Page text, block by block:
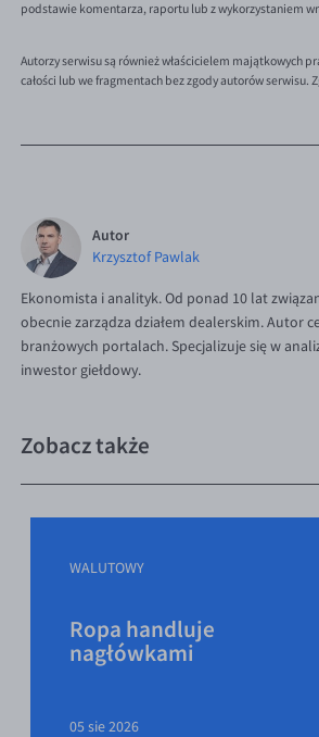
podstawie komentarza, raportu lub z wykorzystaniem
Autorzy serwisu są również właścicielem majątkowych
całości lub we fragmentach bez zgody autorów serwisu.
Autor
Krzysztof Pawlak
Ekonomista i analityk. Od ponad 10 lat
obecnie zarządza działem dealerskim. Autor
branżowych portalach. Specjalizuje się w
inwestor giełdowy.
Zobacz także
WALUTOWY
Ropa handluje
nagłówkami
05 sie 2026